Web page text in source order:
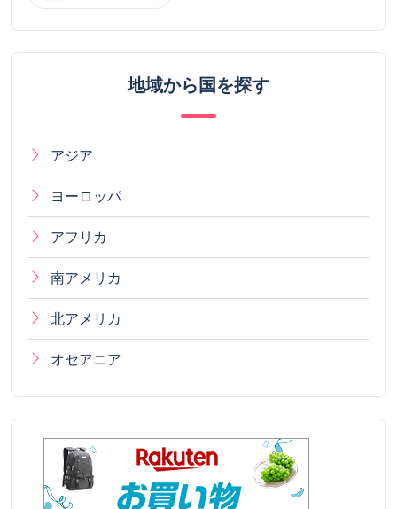
地域から国を探す
アジア
ヨーロッパ
アフリカ
南アメリカ
北アメリカ
オセアニア